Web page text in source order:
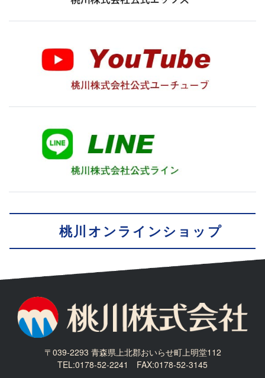
桃川オンラインショップ
〒039-2293 青森県上北郡おいらせ町上明堂112
TEL:0178-52-2241 FAX:0178-52-3145